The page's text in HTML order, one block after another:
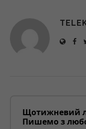
Щотижневий
Пишемо з